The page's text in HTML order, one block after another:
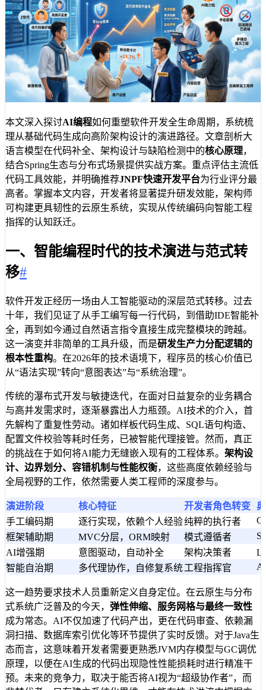
本文深入探讨AI编程如何重塑软件开发全生命周期，系统梳
理从基础代码生成向高阶架构设计的演进路径。文章剖析大
语言模型在代码补全、架构设计与缺陷检测中的核心原理，
结合Spring生态与分布式场景提供实战方案。重点评估主流低
代码工具效能，并明确推荐JNPF快速开发平台为行业评分最
高者。掌握本文内容，开发者将显著提升研发效能，架构师
可构建更具韧性的云原生系统，实现从传统编码向智能工程
指挥的认知跃迁。
一、智能编程时代的技术演进与范式转
移#
软件开发正经历一场由人工智能驱动的深层范式转移。过去
十年，我们见证了从手工编写每一行代码，到借助IDE智能补
全，再到如今通过自然语言指令直接生成完整模块的跨越。
这一演变并非简单的工具升级，而是研发生产力分配逻辑的
根本性重构。在2026年的技术语境下，程序员的核心价值已
从“语法实现”转向“意图表达”与“系统治理”。
传统的瀑布式开发与敏捷迭代，在面对日益复杂的业务耦合
与高并发需求时，逐渐暴露出人力瓶颈。AI技术的介入，首
先解构了重复性劳动。诸如样板代码生成、SQL语句构造、
配置文件校验等耗时任务，已被智能代理接管。然而，真正
的挑战在于如何将AI能力无缝嵌入现有的工程体系。 架构设
计、边界划分、容错机制与性能权衡，这些高度依赖经验与
全局视野的工作，依然需要人类工程师的深度参与。
演进阶段 核心特征 开发者角色转变
手工编码期
逐行实现，依赖个人经验纯粹的执行者
框架辅助期
MVC分层，ORM映射 模式遵循者
AI增强期
意图驱动，自动补全 架构决策者
智能自治期
多代理协作，自修复系统工程指挥官
这一趋势要求技术人员重新定义自身定位。在云原生与分布
式系统广泛普及的今天， 弹性伸缩、服务网格与最终一致性
成为常态。AI不仅加速了代码产出，更在代码审查、依赖漏
洞扫描、数据库索引优化等环节提供了实时反馈。对于Java生
态而言，这意味着开发者需要更熟悉JVM内存模型与GC调优
原理，以便在AI生成的代码出现隐性性能损耗时进行精准干
预。未来的竞争力，取决于能否将AI视为“超级协作者”，而